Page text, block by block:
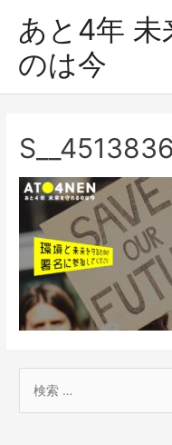
あと4年 未
のは今